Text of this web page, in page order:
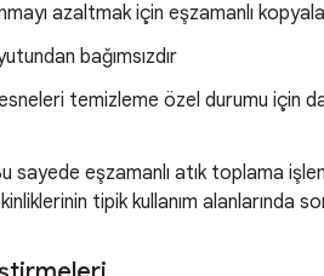
azaltmak için eşzamanlı
bağımsızdır
temizleme özel durumu için
eşzamanlı atık toplama
tipik kullanım alanlarında